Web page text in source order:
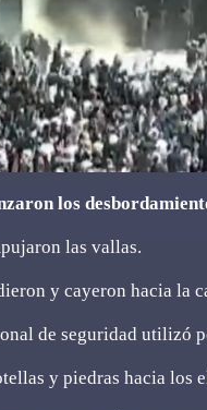
los
las vallas.
y cayeron hacia la
de seguridad utilizó
y piedras hacia los